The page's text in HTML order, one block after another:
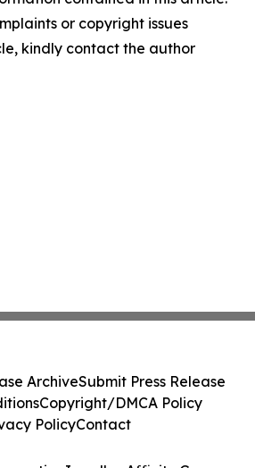
or copyright issues
kindly contact the author
ArchiveSubmit Press Release
Copyright/DMCA Policy
PolicyContact